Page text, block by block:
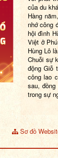
của du
Hàng
nhớ công
hội đình
Việt ở
Hùng Lô
Chuỗi sự
động Giỗ
công lao
sau,
trong sự
Sơ đồ